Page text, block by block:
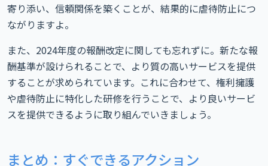
寄り添い、信頼関係を築くことが、結果的に虐待防止につ
ながりますよ。
また、2024年度の報酬改定に関しても忘れずに。新たな報
酬基準が設けられることで、より質の高いサービスを提供
することが求められています。これに合わせて、権利擁護
や虐待防止に特化した研修を行うことで、より良いサービ
スを提供できるように取り組んでいきましょう。
まとめ：すぐできるアクション